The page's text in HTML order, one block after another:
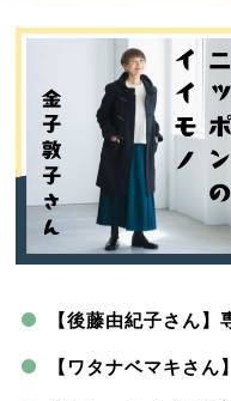
【後藤由紀子さん
【ワタナベマキさん